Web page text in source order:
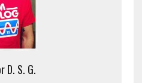
D. S. G.